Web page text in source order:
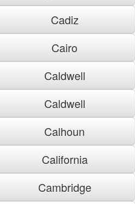
Cadiz
Cairo
Caldwell
Caldwell
Calhoun
California
Cambridge